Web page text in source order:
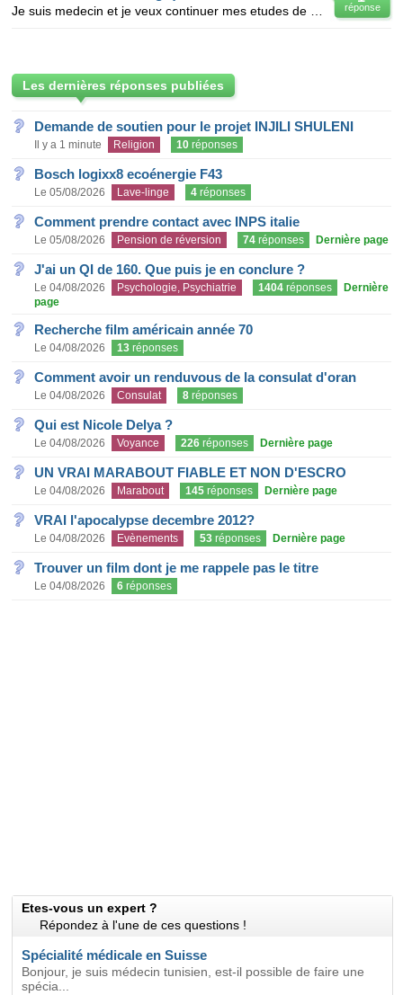
réponse
Les dernières réponses publiées
Demande de soutien pour le projet INJILI SHULENI
Il y a 1 minute Religion 10 réponses
Bosch logixx8 ecoénergie F43
Le 05/08/2026 Lave-linge 4 réponses
Comment prendre contact avec INPS italie
Le 05/08/2026 Pension de réversion 74 réponses Dernière page
J'ai un QI de 160. Que puis je en conclure ?
Le 04/08/2026 Psychologie, Psychiatrie 1404 réponses
Dernière
page
Recherche film américain année 70
Le 04/08/2026 13 réponses
Comment avoir un renduvous de la consulat d'oran
Le 04/08/2026 Consulat 8 réponses
Qui est Nicole Delya ?
Le 04/08/2026 Voyance 226 réponses Dernière page
UN VRAI MARABOUT FIABLE ET NON D'ESCRO
Le 04/08/2026 Marabout 145 réponses Dernière page
VRAI l'apocalypse decembre 2012?
Le 04/08/2026 Evènements 53 réponses Dernière page
Trouver un film dont je me rappele pas le titre
Le 04/08/2026 6 réponses
Etes-vous un expert ?
Répondez à l'une de ces questions !
Spécialité médicale en Suisse
Bonjour, je suis médecin tunisien, est-il possible de faire une
spécia...